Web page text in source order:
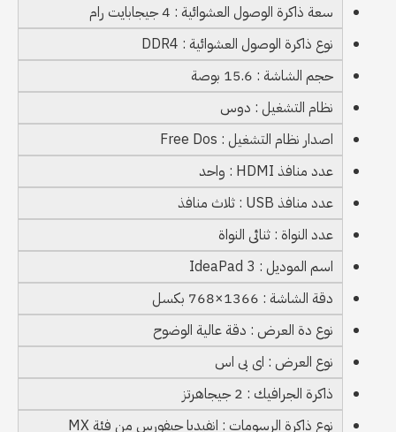
سعة ذاكرة الوصول العشوائية : 4 جيجابايت رام
نوع ذاكرة الوصول العشوائية : DDR4
حجم الشاشة : 15.6 بوصة
نظام التشغيل : دوس
اصدار نظام التشغيل : Free Dos
عدد منافذ HDMI : واحد
عدد منافذ USB : ثلاث منافذ
عدد النواة : ثنائى النواة
اسم الموديل : IdeaPad 3
دقة الشاشة : 1366×768 بكسل
نوع دة العرض : دقة عالية الوضوح
نوع العرض : اى بى اس
ذاكرة الجرافيك : 2 جيجاهرتز
نوع ذاكرة الرسومات : انفيديا جيفورس من فئة MX